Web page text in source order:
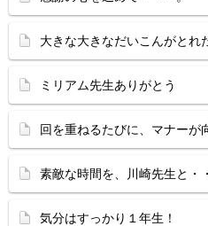
大きな大きなだいこんがとれ
ミリアム先生ありがとう
回を重ねるたびに、マナーが
素敵な時間を、川崎先生と・
気分はすっかり１年生！